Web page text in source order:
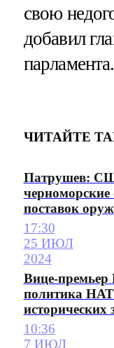
свою
добавил
парламента.
ЧИТАЙТЕ
Патрушев:
черноморские
поставок
17:30
25 ИЮЛ
2024
Вице-
политика
исторических
10:36
7 ИЮЛ